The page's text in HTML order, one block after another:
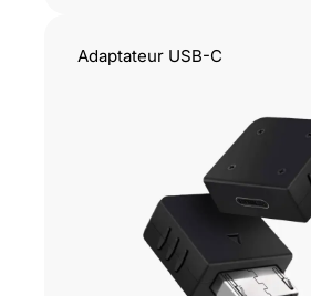
Adaptateur USB-C